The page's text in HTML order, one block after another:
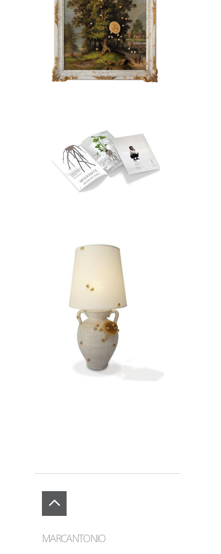
MARCANTONIO